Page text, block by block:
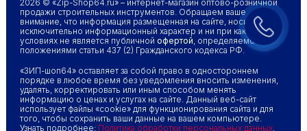
2026 © «Zip-Shop64.ru» – интернет-магазин оптово-розничной
продажи строительных инструментов. Обращаем ваше
внимание, что информация размещенная на сайте, носит
исключительно информационный характер и ни при каких
условиях не является публичной офертой, определяемой
положениями статьи 437 (2) Гражданского кодекса РФ.
«ЗИП-шоп64» оставляет за собой право в одностороннем
порядке в любое время без уведомления вносить изменения,
удалять, корректировать или иным способом менять
информацию о ценах и услугах на сайте. Данный веб-сайт
использует файлы «cookie» для функционирования сайта и для
того, чтобы сохранить ваши данные на вашем компьютере.
Узнать подробнее: Политика обработки персональных данных.